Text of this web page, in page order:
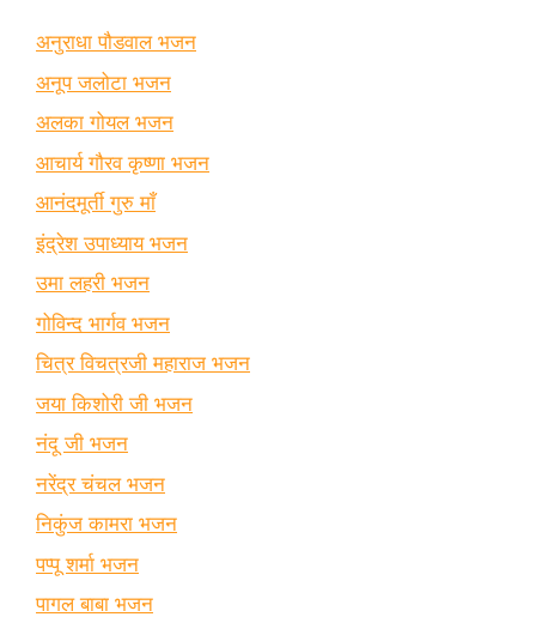
अनुराधा पौडवाल भजन
अनूप जलोटा भजन
अलका गोयल भजन
आचार्य गौरव कृष्णा भजन
आनंदमूर्ती गुरु माँ
इंद्रेश उपाध्याय भजन
उमा लहरी भजन
गोविन्द भार्गव भजन
चित्र विचत्रजी महाराज भजन
जया किशोरी जी भजन
नंदू जी भजन
नरेंद्र चंचल भजन
निकुंज कामरा भजन
पप्पू शर्मा भजन
पागल बाबा भजन